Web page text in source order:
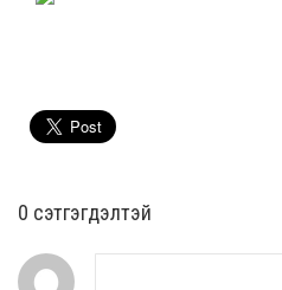
0 cэтгэгдэлтэй